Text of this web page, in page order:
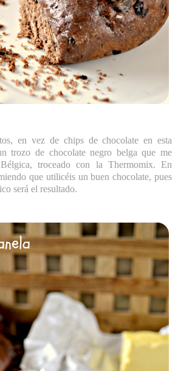
en vez de chips de chocolate en esta
trozo de chocolate negro belga que me
troceado con la Thermomix. En
que utilicéis un buen chocolate, pues
será el resultado.